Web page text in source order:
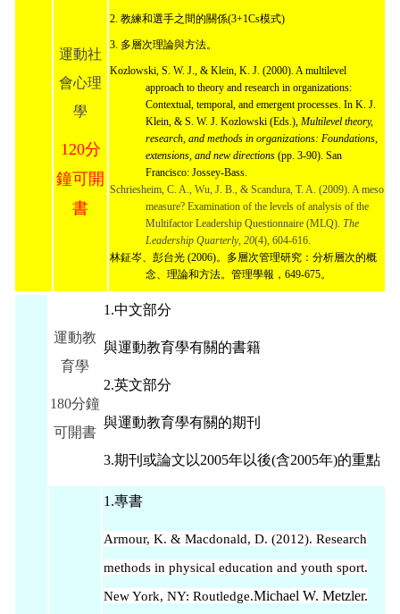
運動社
會心理
學
120分
鐘可開
書
2. 教練和選手之間的關係(3+1Cs模式)
3. 多層次理論與方法。
Kozlowski, S. W. J., & Klein, K. J. (2000). A multilevel
approach to theory and research in organizations:
Contextual, temporal, and emergent processes. In K. J.
Klein, & S. W. J. Kozlowski (Eds.), Multilevel theory,
research, and methods in organizations: Foundations,
extensions, and new directions (pp. 3-90). San
Francisco: Jossey-Bass.
Schriesheim, C. A., Wu, J. B., & Scandura, T. A. (2009). A meso
measure? Examination of the levels of analysis of the
Multifactor Leadership Questionnaire (MLQ). The
Leadership Quarterly, 20(4), 604-616.
林鉦岑、彭台光 (2006)。多層次管理研究：分析層次的概
念、理論和方法。管理學報，649-675。
運動教
育學
180分鐘
可開書
1.中文部分
與運動教育學有關的書籍
2.英文部分
與運動教育學有關的期刊
3.期刊或論文以2005年以後(含2005年)的重點
1.專書
Armour, K. & Macdonald, D. (2012). Research
methods in physical education and youth sport.
New York, NY: Routledge.Michael W. Metzler.